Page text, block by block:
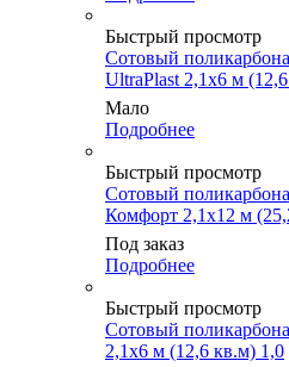
Быстрый просмотр
Сотовый
UltraPlast 2,1х6 м
Мало
Подробнее
Быстрый просмотр
Сотовый
Комфорт 2,1х12 м
Под заказ
Подробнее
Быстрый просмотр
Сотовый
2,1х6 м (12,6 кв.м) 1,0